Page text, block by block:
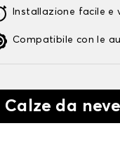
Installazione facile e
Compatibile con le
da neve